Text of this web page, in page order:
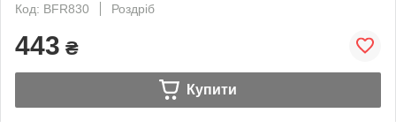
Код: BFR830
Роздріб
443 ₴
Купити